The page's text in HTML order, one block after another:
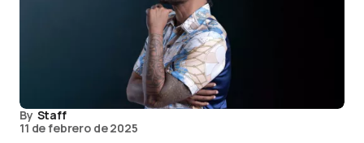
By Staff
11 de febrero de 2025